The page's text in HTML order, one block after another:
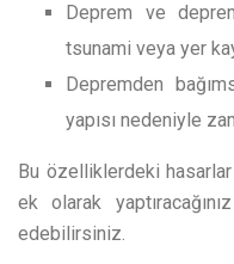
Deprem ve
tsunami veya yer
Depremden
yapısı nedeniyle
Bu özelliklerdeki hasarlar
ek olarak
edebilirsiniz.